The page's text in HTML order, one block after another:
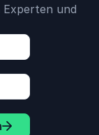
Experten und